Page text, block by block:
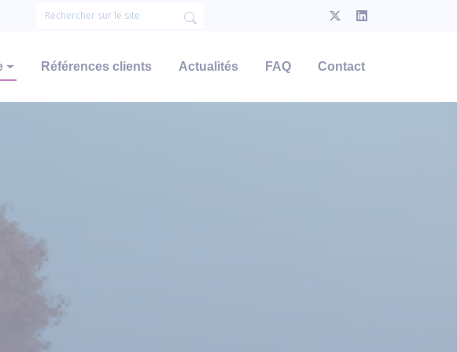
Références clients Actualités FAQ Contact